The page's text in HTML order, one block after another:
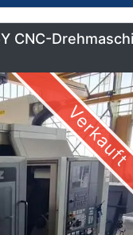
CNC-
Verkauft